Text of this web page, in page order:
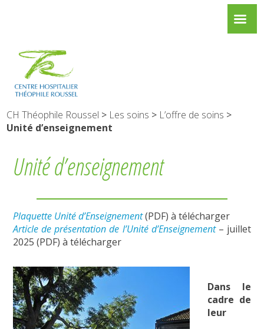
CH Théophile Roussel > Les soins > L’offre de soins >
Unité d’enseignement
Unité d’enseignement
Plaquette Unité d’Enseignement(PDF) à télécharger
Article de présentation de l’Unité d’Enseignement– juillet
2025 (PDF) à télécharger
Dans le
cadre de
leur